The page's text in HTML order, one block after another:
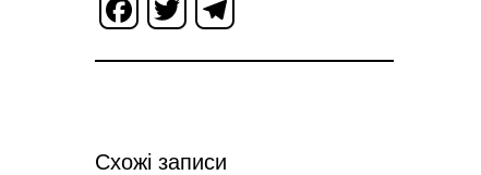
Facebook
Twitter
Схожі записи